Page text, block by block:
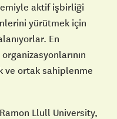
aktif işbirliği
yürütmek için
En
ve ortak sahiplenme
Llull University,